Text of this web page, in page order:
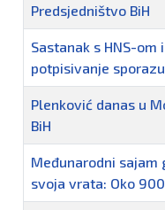
Predsjedništvo BiH
Sastanak s HNS-om
potpisivanje
Plenković danas u
BiH
Međunarodni sajam
svoja vrata: Oko